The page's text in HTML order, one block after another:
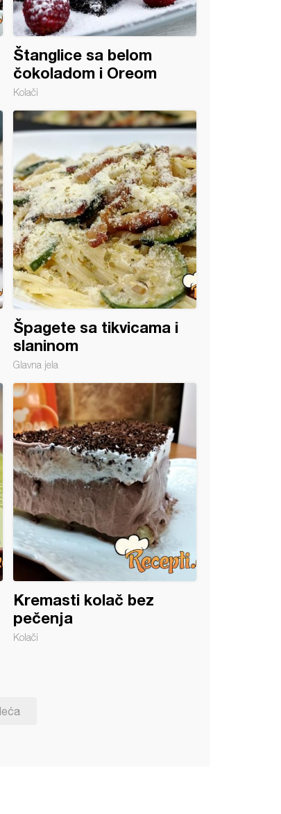
Štanglice sa belom
čokoladom i Oreom
Kolači
Špagete sa tikvicama i
slaninom
Glavna jela
Kremasti kolač bez
pečenja
Kolači